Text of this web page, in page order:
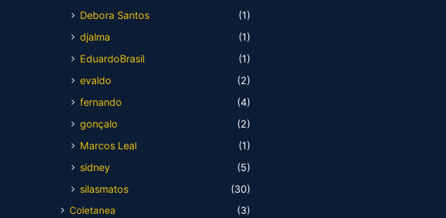
Debora Santos
(1)
djalma
(1)
EduardoBrasil
(1)
evaldo
(2)
fernando
(4)
gonçalo
(2)
Marcos Leal
(1)
sidney
(5)
silasmatos
(30)
Coletanea
(3)